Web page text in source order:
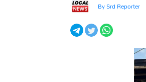
By Srd Reporter